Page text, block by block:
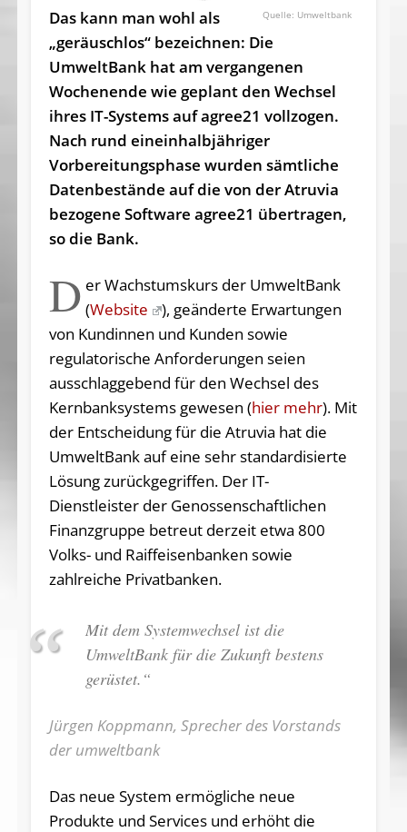
Umweltbank
Das kann man wohl als
„geräuschlos“ bezeichnen: Die
UmweltBank hat am vergangenen
Wochenende wie geplant den Wechsel
ihres IT-Systems auf agree21 vollzogen.
Nach rund eineinhalbjähriger
Vorbereitungsphase wurden sämtliche
Datenbestände auf die von der Atruvia
bezogene Software agree21 übertragen,
so die Bank.
D er Wachstumskurs der UmweltBank
(Website
), geänderte Erwartungen
von Kundinnen und Kunden sowie
regulatorische Anforderungen seien
ausschlaggebend für den Wechsel des
Kernbanksystems gewesen (hier mehr). Mit
der Entscheidung für die Atruvia hat die
UmweltBank auf eine sehr standardisierte
Lösung zurückgegriffen. Der IT-
Dienstleister der Genossenschaftlichen
Finanzgruppe betreut derzeit etwa 800
Volks- und Raiffeisenbanken sowie
zahlreiche Privatbanken.
Mit dem Systemwechsel ist die
UmweltBank für die Zukunft bestens
gerüstet.“
Jürgen Koppmann, Sprecher des Vorstands
der umweltbank
Das neue System ermögliche neue
Produkte und Services und erhöht die